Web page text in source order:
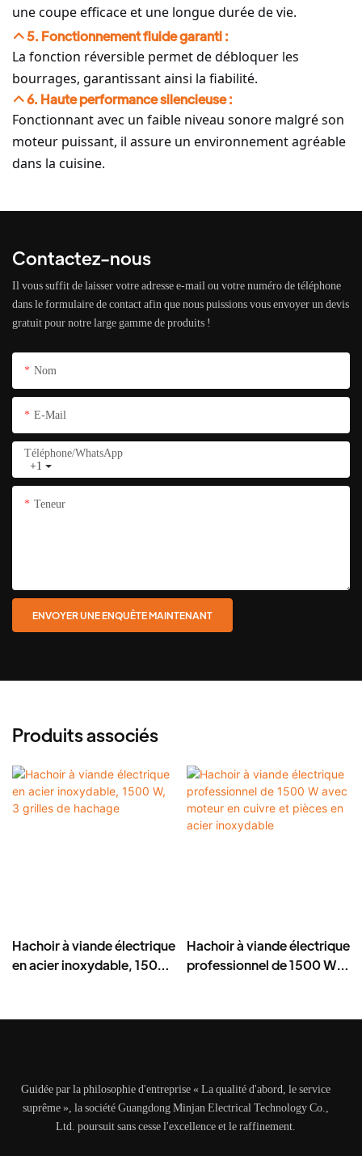
une coupe efficace et une longue durée de vie.
5. Fonctionnement fluide garanti :
La fonction réversible permet de débloquer les
bourrages, garantissant ainsi la fiabilité.
6. Haute performance silencieuse :
Fonctionnant avec un faible niveau sonore malgré son
moteur puissant, il assure un environnement agréable
dans la cuisine.
Contactez-nous
Il vous suffit de laisser votre adresse e-mail ou votre numéro de téléphone
dans le formulaire de contact afin que nous puissions vous envoyer un devis
gratuit pour notre large gamme de produits !
Nom
E-Mail
+1
Téléphone/WhatsApp
Teneur
ENVOYER UNE ENQUÊTE MAINTENANT
Produits associés
Hachoir à viande électrique
en acier inoxydable, 1500
Hachoir à viande électrique
professionnel de 1500 W
Guidée par la philosophie d'entreprise « La qualité d'abord, le service
suprême », la société Guangdong Minjan Electrical Technology Co.,
Ltd. poursuit sans cesse l'excellence et le raffinement.